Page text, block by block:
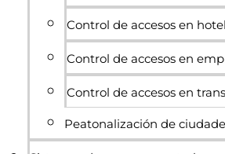
Control de accesos en
Control de accesos en
Control de accesos en
Peatonalización de